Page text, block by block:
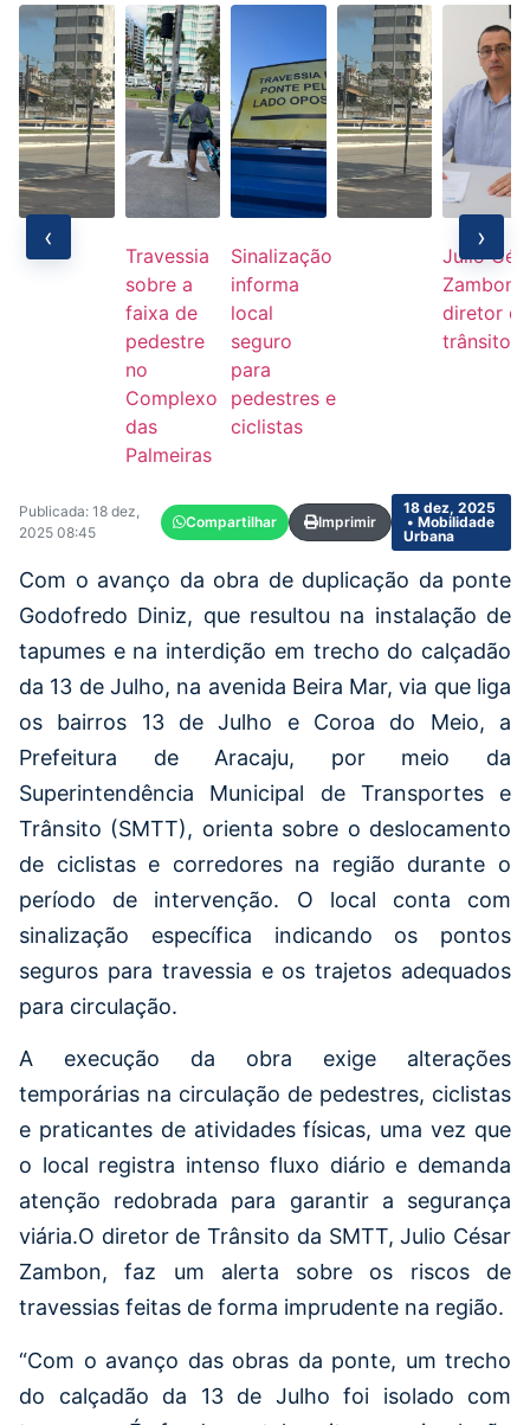
‹
Travessia
sobre a
faixa de
pedestre
no
Complexo
das
Palmeiras
Sinalização
informa
local
seguro
para
pedestres e
ciclistas
Julio
Zambon,
diretor
trânsito
›
Publicada: 18 dez,
2025 08:45
Compartilhar Imprimir
18 dez, 2025
• Mobilidade
Urbana
Com o avanço da obra de duplicação da ponte
Godofredo Diniz, que resultou na instalação de
tapumes e na interdição em trecho do calçadão
da 13 de Julho, na avenida Beira Mar, via que liga
os bairros 13 de Julho e Coroa do Meio, a
Prefeitura de Aracaju, por meio da
Superintendência Municipal de Transportes e
Trânsito (SMTT), orienta sobre o deslocamento
de ciclistas e corredores na região durante o
período de intervenção. O local conta com
sinalização específica indicando os pontos
seguros para travessia e os trajetos adequados
para circulação.
A execução da obra exige alterações
temporárias na circulação de pedestres, ciclistas
e praticantes de atividades físicas, uma vez que
o local registra intenso fluxo diário e demanda
atenção redobrada para garantir a segurança
viária.O diretor de Trânsito da SMTT, Julio César
Zambon, faz um alerta sobre os riscos de
travessias feitas de forma imprudente na região.
“Com o avanço das obras da ponte, um trecho
do calçadão da 13 de Julho foi isolado com